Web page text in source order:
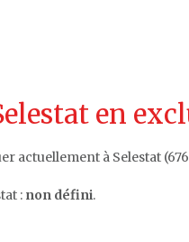
en
actuellement à Selestat
: non défini.